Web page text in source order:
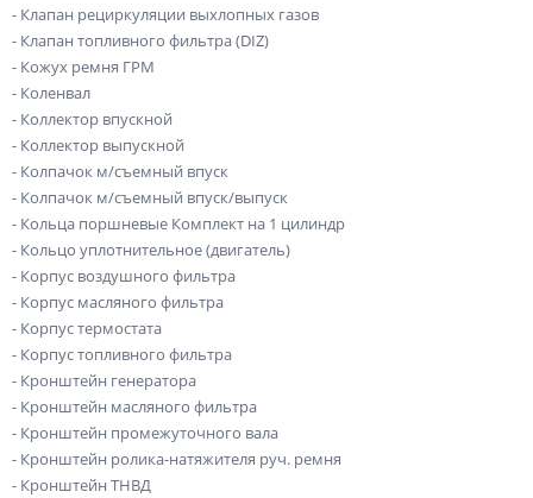
- Клапан рециркуляции выхлопных газов
- Клапан топливного фильтра (DIZ)
- Кожух ремня ГРМ
- Коленвал
- Коллектор впускной
- Коллектор выпускной
- Колпачок м/съемный впуск
- Колпачок м/съемный впуск/выпуск
- Кольца поршневые Комплект на 1 цилиндр
- Кольцо уплотнительное (двигатель)
- Корпус воздушного фильтра
- Корпус масляного фильтра
- Корпус термостата
- Корпус топливного фильтра
- Кронштейн генератора
- Кронштейн масляного фильтра
- Кронштейн промежуточного вала
- Кронштейн ролика-натяжителя руч. ремня
- Кронштейн ТНВД